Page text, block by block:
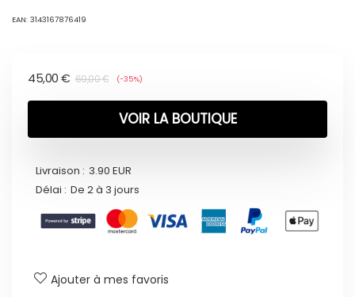
EAN: 3143167876419
69,00€
45,00 € (-35%)
VOIR LA BOUTIQUE
Livraison : 3.90 EUR
Délai : De 2 à 3 jours
Ajouter à mes favoris